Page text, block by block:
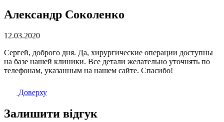
Александр Соколенко
12.03.2020
Сергей, доброго дня. Да, хирургические операции доступны
на базе нашей клиники. Все детали желательно уточнять по
телефонам, указанным на нашем сайте. Спасибо!
Доверху
Залишити відгук